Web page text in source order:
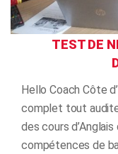
TEST DE
Hello Coach Côte
complet tout
des cours
compétences de